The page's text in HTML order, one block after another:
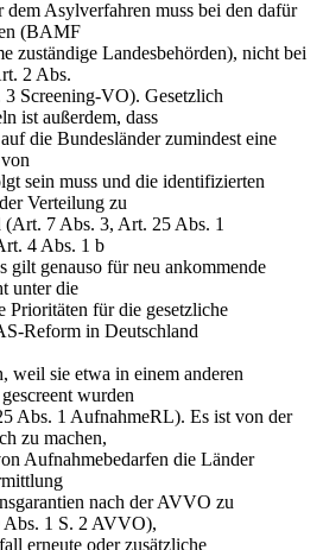
dem Asylverfahren muss bei den dafür
(BAMF
zuständige Landesbehörden), nicht bei
2 Abs.
Screening-VO). Gesetzlich
ist außerdem, dass
die Bundesländer zumindest eine
sein muss und die identifizierten
Verteilung zu
(Art. 7 Abs. 3, Art. 25 Abs. 1
4 Abs. 1 b
gilt genauso für neu ankommende
unter die
Prioritäten für die gesetzliche
Reform in Deutschland
weil sie etwa in einem anderen
wurden
Abs. 1 AufnahmeRL). Es ist von der
zu machen,
Aufnahmebedarfen die Länder
nach der AVVO zu
Abs. 1 S. 2 AVVO),
erneute oder zusätzliche